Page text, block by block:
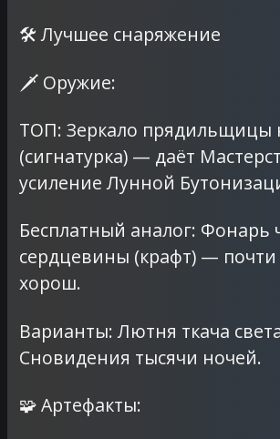
🛠️ Лучшее снаряжение
🗡️ Оружие:
ТОП: Зеркало прядильщицы
(сигнатурка) — даёт
усиление Лунной
Бесплатный аналог: Фонарь
сердцевины (крафт) — почти
хорош.
Варианты: Лютня ткача
Сновидения тысячи ночей.
🧩 Артефакты: